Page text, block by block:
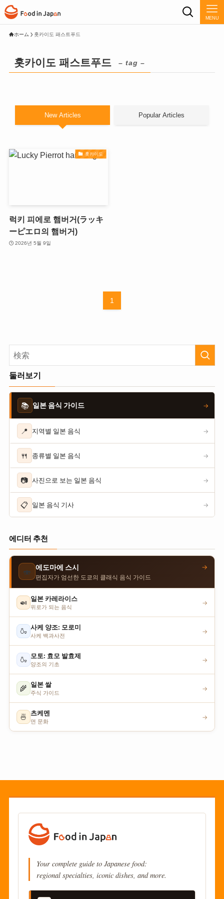
MENU
ホーム 홋카이도 패스트푸드
홋카이도 패스트푸드 – tag –
New Articles Popular Articles
홋카이도
럭키 피에로 햄버거(ラッキ
ーピエロ의 햄버거)
2026년 5월 9일
1
둘러보기
📚 일본 음식 가이드 →
📍 지역별 일본 음식 →
🍴 종류별 일본 음식 →
📷 사진으로 보는 일본 음식 →
📋 일본 음식 기사 →
에디터 추천
🍣 에도마에 스시
편집자가 엄선한 도쿄의 클래식 음식 가이드
→
🍛 일본 카레라이스
위로가 되는 음식
→
🍶 사케 양조: 모로미
사케 백과사전
→
🍶 모토: 효모 발효제
양조의 기초
→
🌾 일본 쌀
주식 가이드
→
🍜 츠케멘
면 문화
→
Your complete guide to Japanese food:
regional specialties, iconic dishes, and more.